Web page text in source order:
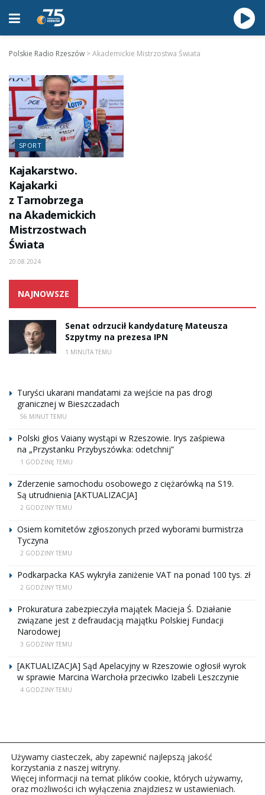
Polskie Radio Rzeszów >Akademickie Mistrzostwa Świata
SPORT
Kajakarstwo.
Kajakarki
z Tarnobrzega
na Akademickich
Mistrzostwach
Świata
20.08.2024
NAJNOWSZE
Senat odrzucił kandydaturę Mateusza
Szpytmy na prezesa IPN
1 MINUTA TEMU
Turyści ukarani mandatami za wejście na pas drogi
granicznej w Bieszczadach
56 MINUT TEMU
Polski głos Vaiany wystąpi w Rzeszowie. Irys zaśpiewa
na „Przystanku Przybyszówka: odetchnij”
1 GODZINĘ TEMU
Zderzenie samochodu osobowego z ciężarówką na S19.
Są utrudnienia [AKTUALIZACJA]
2 GODZINY TEMU
Osiem komitetów zgłoszonych przed wyborami burmistrza
Tyczyna
2 GODZINY TEMU
Podkarpacka KAS wykryła zaniżenie VAT na ponad 100 tys. zł
2 GODZINY TEMU
Prokuratura zabezpieczyła majątek Macieja Ś. Działanie
związane jest z defraudacją majątku Polskiej Fundacji
Narodowej
3 GODZINY TEMU
[AKTUALIZACJA] Sąd Apelacyjny w Rzeszowie ogłosił wyrok
w sprawie Marcina Warchoła przeciwko Izabeli Leszczynie
4 GODZINY TEMU
Używamy ciasteczek, aby zapewnić najlepszą jakość
korzystania z naszej witryny.
Więcej informacji na temat plików cookie, których używamy,
oraz możliwości ich wyłączenia znajdziesz w ustawieniach.